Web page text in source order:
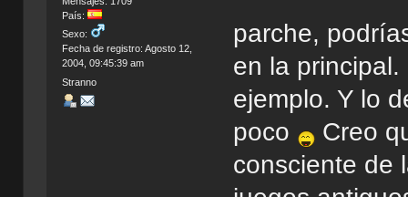
País:
Sexo:
Fecha de registro: Agosto 12,
2004, 09:45:39 am
Stranno
parche,
en la
ejemplo. Y lo
poco
Creo
consciente de